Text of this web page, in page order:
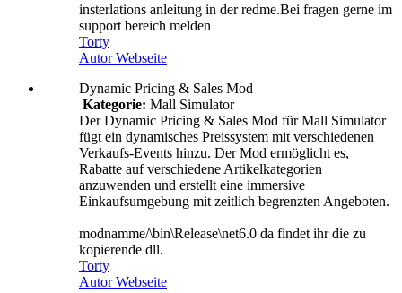
insterlations anleitung in der redme.Bei fragen gerne im
support bereich melden
Torty
Autor Webseite
Dynamic Pricing & Sales Mod
Kategorie: Mall Simulator
Der Dynamic Pricing & Sales Mod für Mall Simulator
fügt ein dynamisches Preissystem mit verschiedenen
Verkaufs-Events hinzu. Der Mod ermöglicht es,
Rabatte auf verschiedene Artikelkategorien
anzuwenden und erstellt eine immersive
Einkaufsumgebung mit zeitlich begrenzten Angeboten.
modnamme/\bin\Release\net6.0 da findet ihr die zu
kopierende dll.
Torty
Autor Webseite